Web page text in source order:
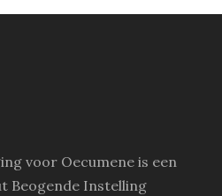
voor Oecumene is een
Beogende Instelling